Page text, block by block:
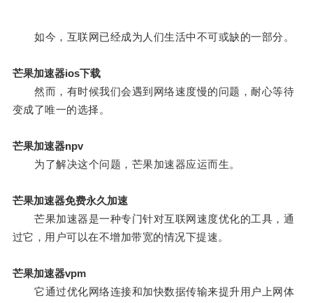
如今，互联网已经成为人们生活中不可或缺的一部分。
芒果加速器ios下载
然而，有时候我们会遇到网络速度慢的问题，耐心等待
变成了唯一的选择。
芒果加速器npv
为了解决这个问题，芒果加速器应运而生。
芒果加速器免费永久加速
芒果加速器是一种专门针对互联网速度优化的工具，通
过它，用户可以在不增加带宽的情况下提速。
芒果加速器vpm
它通过优化网络连接和加快数据传输来提升用户上网体